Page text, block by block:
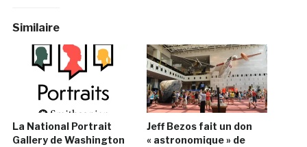
Similaire
La National Portrait
Gallery de Washington
Jeff Bezos fait un don
« astronomique » de